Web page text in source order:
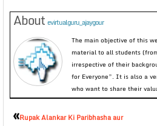
About evirtualguru_ajaygour
The main objective of this
material to all students
irrespective of their
for Everyone”. It is also a
who want to share their
«Rupak Alankar Ki Paribhasha aur